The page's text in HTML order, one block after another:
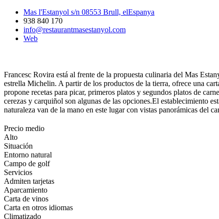
Mas l'Estanyol s/n 08553 Brull, elEspanya
938 840 170
info@restaurantmasestanyol.com
Web
Francesc Rovira está al frente de la propuesta culinaria del Mas
estrella Michelin. A partir de los productos de la tierra, ofrece una
propone recetas para picar, primeros platos y segundos platos de
cerezas y carquiñol son algunas de las opciones.El establecimiento
naturaleza van de la mano en este lugar con vistas panorámicas del
Precio medio
Alto
Situación
Entorno natural
Campo de golf
Servicios
Admiten tarjetas
Aparcamiento
Carta de vinos
Carta en otros idiomas
Climatizado